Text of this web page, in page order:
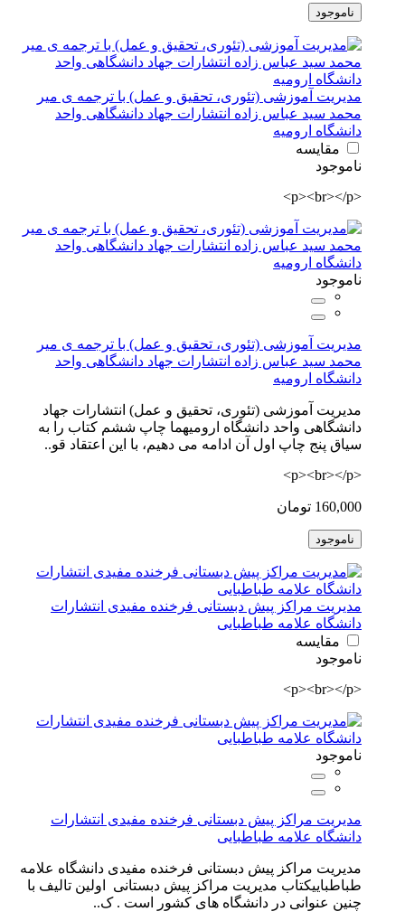
ناموجود
مدیریت آموزشی (تئوری، تحقیق و عمل) با ترجمه ی میر
محمد سید عباس زاده انتشارات جهاد دانشگاهی واحد
دانشگاه ارومیه
مقایسه
ناموجود
<p><br></p>
ناموجود
مدیریت آموزشی (تئوری، تحقیق و عمل) با ترجمه ی میر
محمد سید عباس زاده انتشارات جهاد دانشگاهی واحد
دانشگاه ارومیه
مدیریت آموزشی (تئوری، تحقیق و عمل) انتشارات جهاد
دانشگاهی واحد دانشگاه ارومیهما چاپ ششم کتاب را به
سیاق پنج چاپ اول آن ادامه می دهیم، با این اعتقاد قو..
<p><br></p>
160,000 تومان
ناموجود
مدیریت مراکز پیش دبستانی فرخنده مفیدی انتشارات
دانشگاه علامه طباطبایی
مقایسه
ناموجود
<p><br></p>
ناموجود
مدیریت مراکز پیش دبستانی فرخنده مفیدی انتشارات
دانشگاه علامه طباطبایی
مدیریت مراکز پیش دبستانی فرخنده مفیدی دانشگاه علامه
طباطباییکتاب مدیریت مراکز پیش دبستانی اولین تالیف با
چنین عنوانی در دانشگاه های کشور است . ک..